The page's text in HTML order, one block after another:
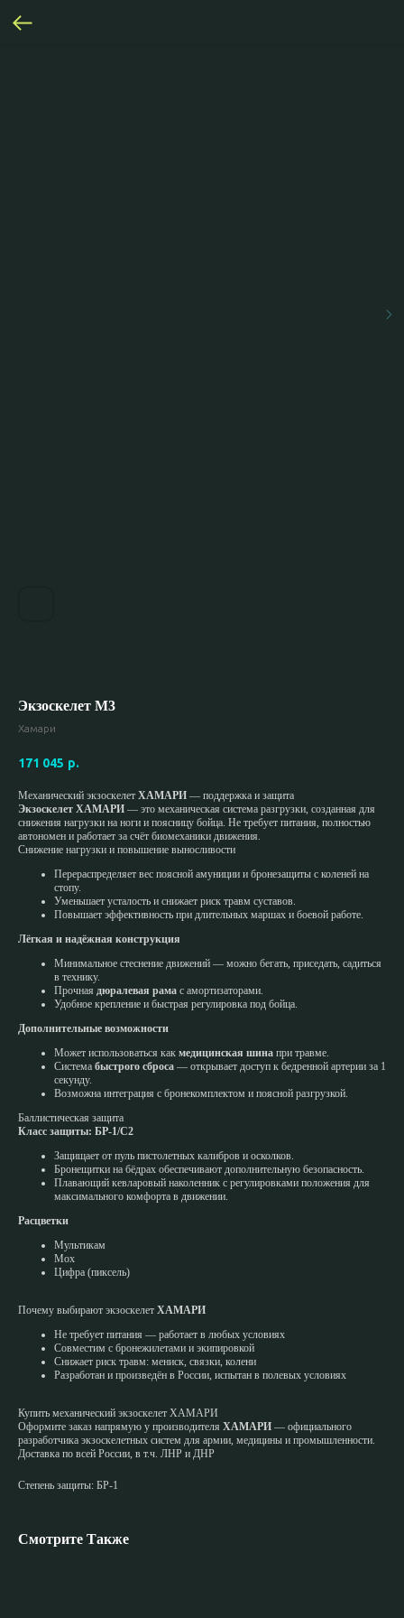
Экзоскелет М3
Хамари
171 045 р.
Механический экзоскелет ХАМАРИ — поддержка и защита
Экзоскелет ХАМАРИ — это механическая система разгрузки, созданная для
снижения нагрузки на ноги и поясницу бойца. Не требует питания, полностью
автономен и работает за счёт биомеханики движения.
Снижение нагрузки и повышение выносливости
Перераспределяет вес поясной амуниции и бронезащиты с коленей на
стопу.
Уменьшает усталость и снижает риск травм суставов.
Повышает эффективность при длительных маршах и боевой работе.
Лёгкая и надёжная конструкция
Минимальное стеснение движений — можно бегать, приседать, садиться
в технику.
Прочная дюралевая рама с амортизаторами.
Удобное крепление и быстрая регулировка под бойца.
Дополнительные возможности
Может использоваться как медицинская шина при травме.
Система быстрого сброса — открывает доступ к бедренной артерии за 1
секунду.
Возможна интеграция с бронекомплектом и поясной разгрузкой.
Баллистическая защита
Класс защиты: БР-1/С2
Защищает от пуль пистолетных калибров и осколков.
Бронещитки на бёдрах обеспечивают дополнительную безопасность.
Плавающий кевларовый наколенник с регулировками положения для
максимального комфорта в движении.
Расцветки
Мультикам
Мох
Цифра (пиксель)
Почему выбирают экзоскелет ХАМАРИ
Не требует питания — работает в любых условиях
Совместим с бронежилетами и экипировкой
Снижает риск травм: мениск, связки, колени
Разработан и произведён в России, испытан в полевых условиях
Купить механический экзоскелет ХАМАРИ
Оформите заказ напрямую у производителя ХАМАРИ — официального
разработчика экзоскелетных систем для армии, медицины и промышленности.
Доставка по всей России, в т.ч. ЛНР и ДНР
Степень защиты: БР-1
Смотрите Также